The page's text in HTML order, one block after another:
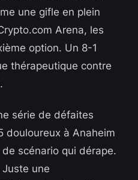
une gifle en plein
Arena, les
option. Un 8-1
thérapeutique contre
série de défaites
à Anaheim
scénario qui dérape.
Juste une